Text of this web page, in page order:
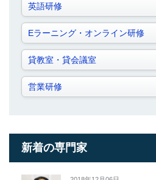
英語研修
Eラーニング・オンライン研修
貸教室・貸会議室
営業研修
新着の専門家